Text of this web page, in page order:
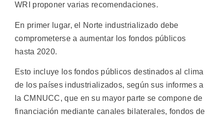
WRI proponer varias recomendaciones.
En primer lugar, el Norte industrializado debe
comprometerse a aumentar los fondos públicos
hasta 2020.
Esto incluye los fondos públicos destinados al clima
de los países industrializados, según sus informes a
la CMNUCC, que en su mayor parte se compone de
financiación mediante canales bilaterales, fondos de